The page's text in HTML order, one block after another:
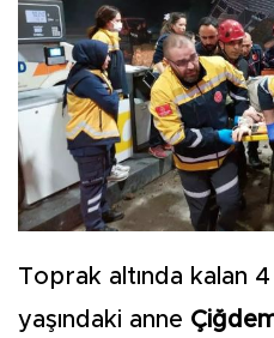
Toprak altında kalan 4
yaşındaki anne